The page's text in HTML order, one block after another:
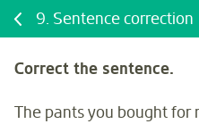
9. Sentence correction
Correct the sentence.
The pants you bought for